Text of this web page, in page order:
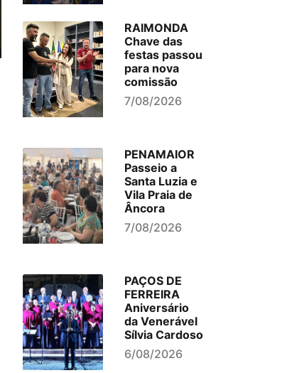
RAIMONDA
Chave das
festas passou
para nova
comissão
7/08/2026
PENAMAIOR
Passeio a
Santa Luzia e
Vila Praia de
Âncora
7/08/2026
PAÇOS DE
FERREIRA
Aniversário
da Venerável
Sílvia Cardoso
6/08/2026